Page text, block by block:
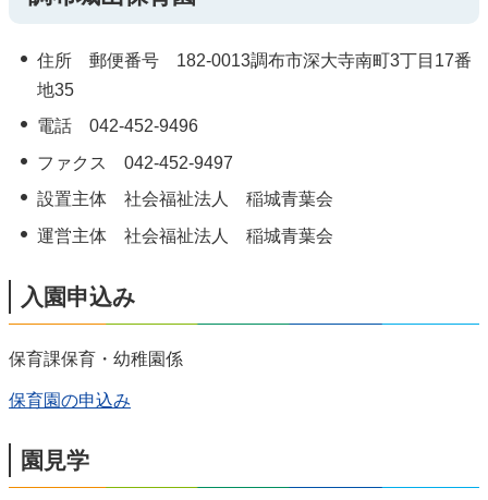
住所 郵便番号 182-0013調布市深大寺南町3丁目17番
地35
電話 042-452-9496
ファクス 042-452-9497
設置主体 社会福祉法人 稲城青葉会
運営主体 社会福祉法人 稲城青葉会
入園申込み
保育課保育・幼稚園係
保育園の申込み
園見学